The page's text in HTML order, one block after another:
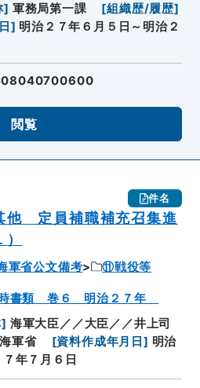
] 軍務局第一課 [組織歴/履歴]
] 明治２７年６月５日～明治２
閲覧
件名
他 定員補職補充召集進
軍省公文備考
⑪戦役等
書類 巻６ 明治２７年
] 海軍大臣／／大臣／／井上司
海軍省 [資料作成年月日 ] 明治
年７月６日